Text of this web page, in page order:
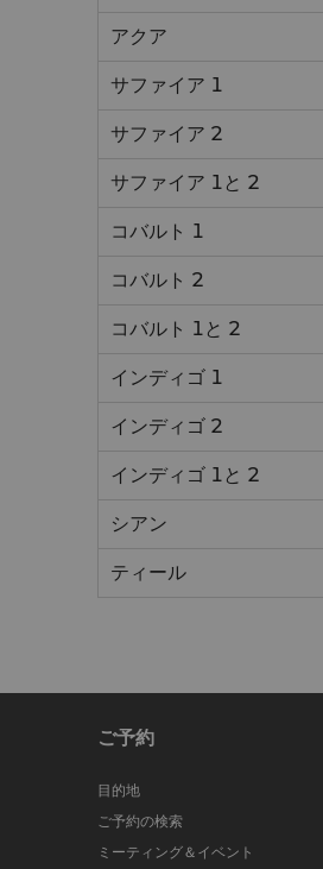
アクア
サファイア 1
サファイア 2
サファイア 1と 2
コバルト 1
コバルト 2
コバルト 1と 2
インディゴ 1
インディゴ 2
インディゴ 1と 2
シアン
ティール
ご予約
目的地
ご予約の検索
ミーティング＆イベント